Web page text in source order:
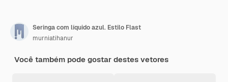
Seringa com líquido azul. Estilo Flast
murniatihanur
Você também pode gostar destes vetores